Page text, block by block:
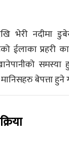
भेरी नदीमा
ईलाका प्रहरी
समस्या
बेपत्ता हुने